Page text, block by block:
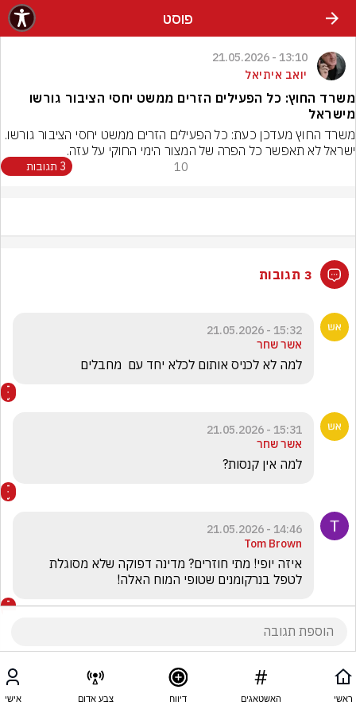
פוסט
13:10 - 21.05.2026
יואב איתיאל
משרד החוץ: כל הפעילים הזרים ממשט יחסי הציבור גורשו
מישראל
משרד החוץ מעדכן כעת: כל הפעילים הזרים ממשט יחסי הציבור גורשו.
ישראל לא תאפשר כל הפרה של המצור הימי החוקי על עזה.
10 3 תגובות
3 תגובות
15:32 - 21.05.2026
אשר שחר
למה לא לכניס אותום לכלא יחד עם  מחבלים
15:31 - 21.05.2026
אשר שחר
למה אין קנסות?
14:46 - 21.05.2026
Tom Brown
לטפל בנרקומנים שטופי המוח האלה!
ראשי האשטאגים דיווח צבע אדום אישי